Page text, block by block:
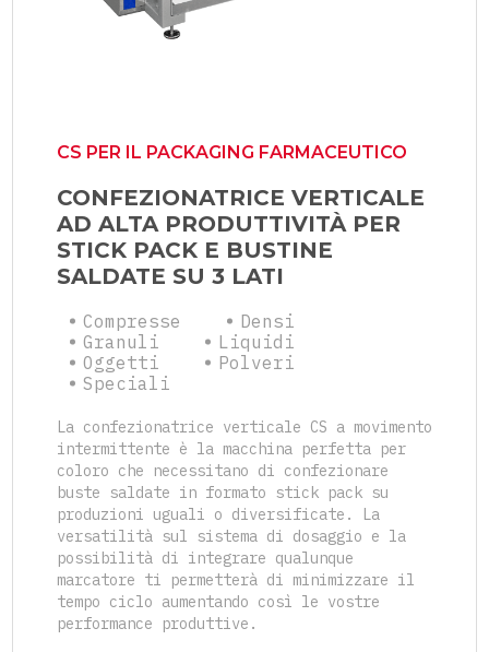
CS PER IL PACKAGING FARMACEUTICO
CONFEZIONATRICE VERTICALE
AD ALTA PRODUTTIVITÀ PER
STICK PACK E BUSTINE
SALDATE SU 3 LATI
Compresse
Densi
Granuli
Liquidi
Oggetti
Polveri
Speciali
La confezionatrice verticale CS a movimento
intermittente è la macchina perfetta per
coloro che necessitano di confezionare
buste saldate in formato stick pack su
produzioni uguali o diversificate. La
versatilità sul sistema di dosaggio e la
possibilità di integrare qualunque
marcatore ti permetterà di minimizzare il
tempo ciclo aumentando così le vostre
performance produttive.